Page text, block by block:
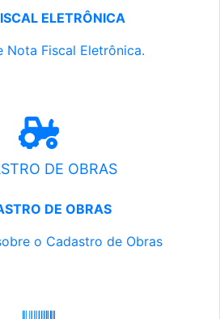
ELETRÔNICA
Nota Fiscal Eletrônica.
DE OBRAS
DE OBRAS
o Cadastro de Obras